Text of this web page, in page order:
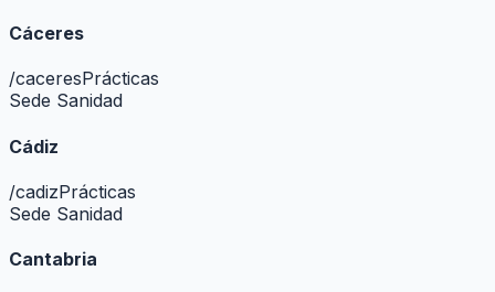
Cáceres
/caceresPrácticas
Sede Sanidad
Cádiz
/cadizPrácticas
Sede Sanidad
Cantabria